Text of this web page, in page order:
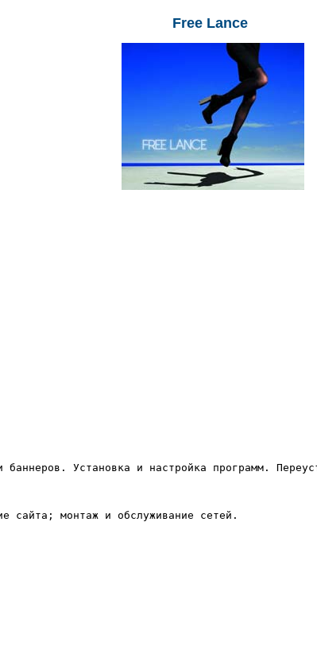
Free Lance
Установка и настройка программ.
сайта; монтаж и обслуживание сетей.